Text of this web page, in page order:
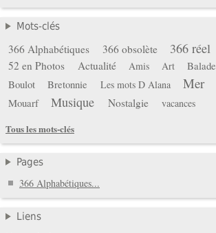
Mots-clés
366 Alphabétiques 366 obsolète 366 réel
52 en Photos
Actualité Amis Art Balade
Boulot
Bretonnie Les mots D Alana Mer
Mouarf Musique Nostalgie
vacances
Tous les mots-clés
Pages
366 Alphabétiques...
Liens